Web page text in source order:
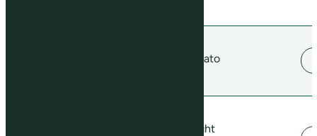
Material Fact - Agreement (Mato
Material Fact - Exercise of Right